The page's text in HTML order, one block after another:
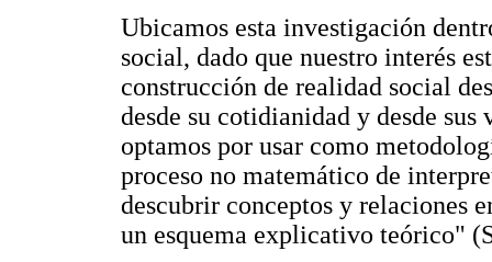
Ubicamos esta investigación
social, dado que nuestro interés
construcción de realidad social
desde su cotidianidad y desde
optamos por usar como
proceso no matemático de
descubrir conceptos y relaciones
un esquema explicativo teórico"